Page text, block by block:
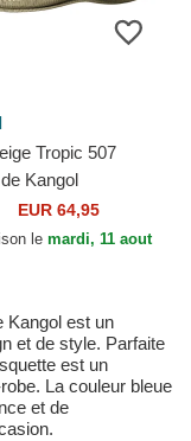
Tropic 507
Kangol
EUR 64,95
le mardi, 11 aout
Kangol est un
et de style. Parfaite
est un
La couleur bleue
et de